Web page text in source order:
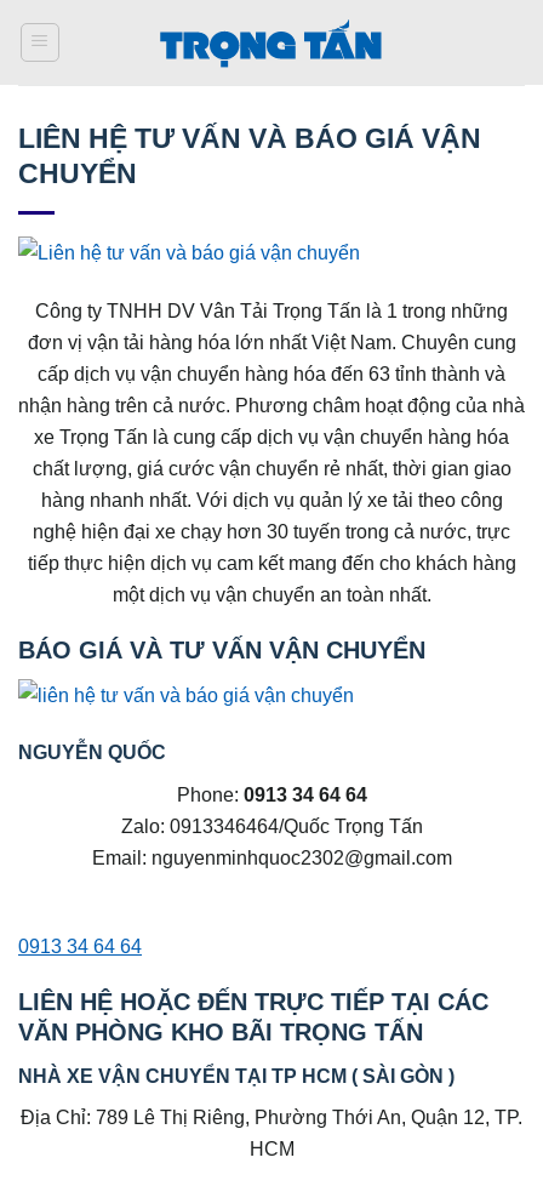
qua
LIÊN HỆ TƯ VẤN VÀ BÁO GIÁ VẬN
CHUYỂN
Công ty TNHH DV Vân Tải Trọng Tấn là 1 trong những
đơn vị vận tải hàng hóa lớn nhất Việt Nam. Chuyên cung
cấp dịch vụ vận chuyển hàng hóa đến 63 tỉnh thành và
nhận hàng trên cả nước. Phương châm hoạt động của nhà
xe Trọng Tấn là cung cấp dịch vụ vận chuyển hàng hóa
chất lượng, giá cước vận chuyển rẻ nhất, thời gian giao
hàng nhanh nhất. Với dịch vụ quản lý xe tải theo công
nghệ hiện đại xe chạy hơn 30 tuyến trong cả nước, trực
tiếp thực hiện dịch vụ cam kết mang đến cho khách hàng
một dịch vụ vận chuyển an toàn nhất.
BÁO GIÁ VÀ TƯ VẤN VẬN CHUYỂN
NGUYỄN QUỐC
Phone: 0913 34 64 64
Zalo: 0913346464/Quốc Trọng Tấn
Email: nguyenminhquoc2302@gmail.com
0913 34 64 64
LIÊN HỆ HOẶC ĐẾN TRỰC TIẾP TẠI CÁC
VĂN PHÒNG KHO BÃI TRỌNG TẤN
NHÀ XE VẬN CHUYỂN TẠI TP HCM ( SÀI GÒN )
Địa Chỉ: 789 Lê Thị Riêng, Phường Thới An, Quận 12, TP.
HCM